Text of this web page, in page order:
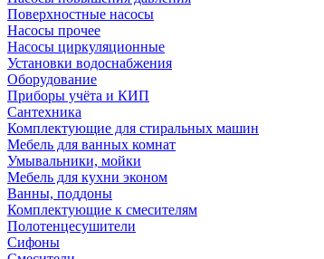
Поверхностные насосы
Насосы прочее
Насосы циркуляционные
Установки водоснабжения
Оборудование
Приборы учёта и КИП
Сантехника
Комплектующие для стиральных машин
Мебель для ванных комнат
Умывальники, мойки
Мебель для кухни эконом
Ванны, поддоны
Комплектующие к смесителям
Полотенцесушители
Сифоны